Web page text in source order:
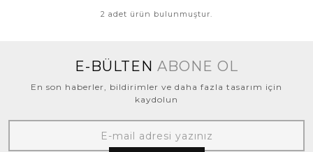
2 adet ürün bulunmuştur.
E-BÜLTEN ABONE OL
En son haberler, bildirimler ve daha fazla tasarım için
kaydolun